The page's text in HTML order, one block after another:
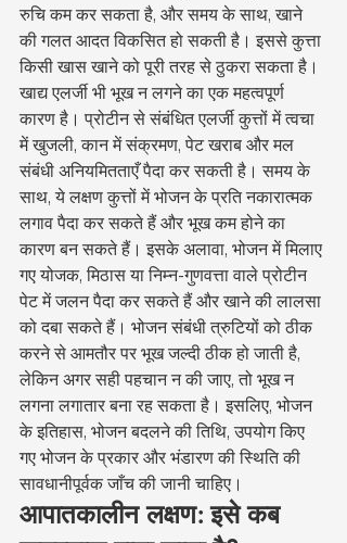
रुचि कम कर सकता है, और समय के साथ, खाने
की गलत आदत विकसित हो सकती है। इससे कुत्ता
किसी खास खाने को पूरी तरह से ठुकरा सकता है।
खाद्य एलर्जी भी भूख न लगने का एक महत्वपूर्ण
कारण है। प्रोटीन से संबंधित एलर्जी कुत्तों में त्वचा
में खुजली, कान में संक्रमण, पेट खराब और मल
संबंधी अनियमितताएँ पैदा कर सकती है। समय के
साथ, ये लक्षण कुत्तों में भोजन के प्रति नकारात्मक
लगाव पैदा कर सकते हैं और भूख कम होने का
कारण बन सकते हैं। इसके अलावा, भोजन में मिलाए
गए योजक, मिठास या निम्न-गुणवत्ता वाले प्रोटीन
पेट में जलन पैदा कर सकते हैं और खाने की लालसा
को दबा सकते हैं। भोजन संबंधी त्रुटियों को ठीक
करने से आमतौर पर भूख जल्दी ठीक हो जाती है,
लेकिन अगर सही पहचान न की जाए, तो भूख न
लगना लगातार बना रह सकता है। इसलिए, भोजन
के इतिहास, भोजन बदलने की तिथि, उपयोग किए
गए भोजन के प्रकार और भंडारण की स्थिति की
सावधानीपूर्वक जाँच की जानी चाहिए।
आपातकालीन लक्षण: इसे कब